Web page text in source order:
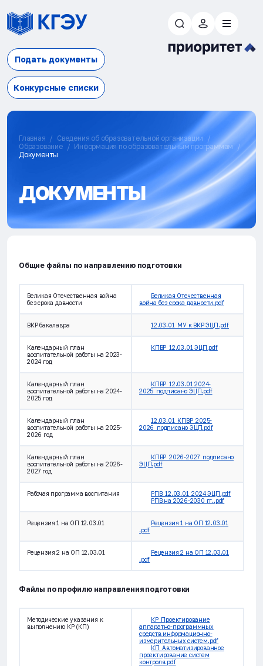
Подать документы
Конкурсные списки
Главная
Сведения об образовательной организации
Образование
Информация по образовательным программам
Документы
ДОКУМЕНТЫ
Общие файлы по направлению подготовки
Великая Отечественная война
без срока давности
Великая Отечественная
война без срока давности.pdf
ВКР бакалавра 12.03.01_МУ к ВКР ЭЦП.pdf
Календарный план
воспитательной работы на 2023-
2024 год
КПВР_12.03.01 ЭЦП.pdf
Календарный план
воспитательной работы на 2024-
2025 год
КПВР_12.03.01 2024-
2025_подписано ЭЦП.pdf
Календарный план
воспитательной работы на 2025-
2026 год
12.03.01_КПВР_2025-
2026_подписано ЭЦП.pdf
Календарный план
воспитательной работы на 2026-
2027 год
КПВР_2026-2027_подписано
ЭЦП.pdf
Рабочая программа воспитания
РПВ_12.03.01_2024 ЭЦП.pdf
РПВ на 2026-2030 гг..pdf
Рецензия 1 на ОП 12.03.01
Рецензия 1 на ОП 12.03.01
.pdf
Рецензия 2 на ОП 12.03.01
Рецензия 2 на ОП 12.03.01
.pdf
Файлы по профилю направления подготовки
Методические указания к
выполнению КР (КП)
КР_Проектирование
аппаратно-программных
средств информационно-
измерительных систем.pdf
КП_Автоматизированное
проектирование систем
контроля.pdf